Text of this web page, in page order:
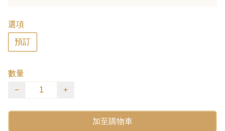
選項
預訂
數量
−
+
加至購物車